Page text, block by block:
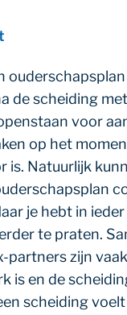
de scheiding
voor
op het
is. Natuurlijk
je hebt in
te praten.
partners zijn
is en de
scheiding